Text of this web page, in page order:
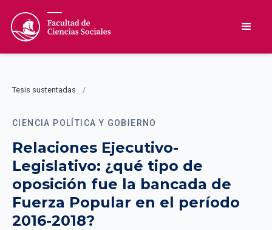
Tesis sustentadas /
CIENCIA POLÍTICA Y GOBIERNO
Relaciones Ejecutivo-
Legislativo: ¿qué tipo de
oposición fue la bancada de
Fuerza Popular en el período
2016-2018?